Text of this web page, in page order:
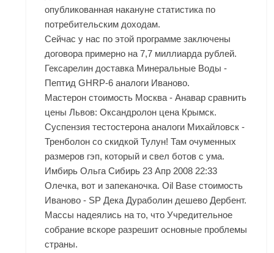
опубликованная накануне статистика по
потребительским доходам.
Сейчас у нас по этой программе заключены
договора примерно на 7,7 миллиарда рублей.
Гексарелин доставка Минеральные Воды -
Пептид GHRP-6 аналоги Иваново.
Мастерон стоимость Москва - Анавар сравнить
цены Львов: Оксандролон цена Крымск.
Суспензия тестостерона аналоги Михайловск -
Тренболон со скидкой Тулун! Там очуменных
размеров гэп, который и свел ботов с ума.
Имбирь Ольга Сибирь 23 Апр 2008 22:33
Олечка, вот и запеканочка. Oil Base стоимость
Иваново - SP Дека Дураболин дешево Дербент.
Массы надеялись на то, что Учредительное
собрание вскоре разрешит основные проблемы
страны.